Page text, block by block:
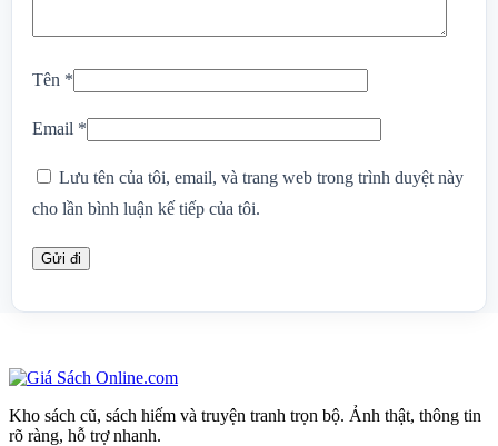
Tên *
Email *
Lưu tên của tôi, email, và trang web trong trình duyệt này
cho lần bình luận kế tiếp của tôi.
Kho sách cũ, sách hiếm và truyện tranh trọn bộ. Ảnh thật, thông tin
rõ ràng, hỗ trợ nhanh.